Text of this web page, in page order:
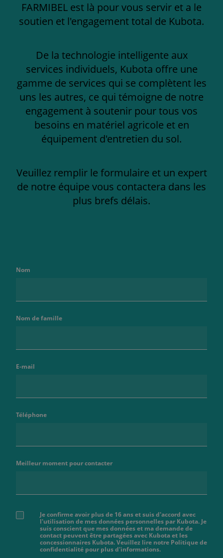
FARMIBEL est là pour vous servir et a le
soutien et l'engagement total de Kubota.
De la technologie intelligente aux
services individuels, Kubota offre une
gamme de services qui se complètent les
uns les autres, ce qui témoigne de notre
engagement à soutenir pour tous vos
besoins en matériel agricole et en
équipement d'entretien du sol.
Veuillez remplir le formulaire et un expert
de notre équipe vous contactera dans les
plus brefs délais.
Nom
Nom de famille
E-mail
Téléphone
Meilleur moment pour contacter
Je confirme avoir plus de 16 ans et suis d'accord avec
l'utilisation de mes données personnelles par Kubota. Je
suis conscient que mes données et ma demande de
contact peuvent être partagées avec Kubota et les
concessionnaires Kubota. Veuillez lire notre Politique de
confidentialité pour plus d'informations.